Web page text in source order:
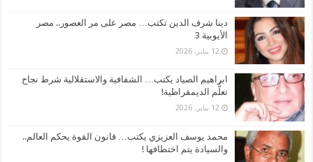
دينا شرف الدين تكتب… مصر على مر العصور.. مصر
الأيوبية 3
12 يناير، 2026
ابراهيم الصياد يكتب… الشفافية والاستقلالية شرط نجاح
تعلُّم الديمقراطية!
12 يناير، 2026
محمد يوسف العزيزي يكتب… قانون القوة يحكم العالم..
والسيادة يتم اختطافها !